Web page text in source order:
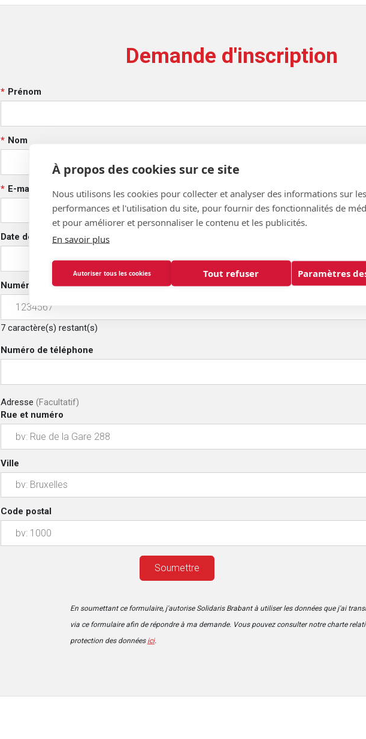
À propos des cookies sur ce site
Nous utilisons les cookies pour collecter et analyser des informations sur les
performances et l'utilisation du site, pour fournir des fonctionnalités de
et pour améliorer et personnaliser le contenu et les publicités.
En savoir plus
Autoriser tous les cookies Tout refuser Paramètres
Demande d'inscription
Prénom
Nom
E-mail
Date de naissance
Numéro d'affiliation Solidaris Brabant
7 caractère(s) restant(s)
Numéro de téléphone
Adresse (Facultatif)
Rue et numéro
Ville
Code postal
En soumettant ce formulaire, j'autorise Solidaris Brabant à utiliser les données que j'ai
via ce formulaire afin de répondre à ma demande. Vous pouvez consulter notre charte
protection des données ici.